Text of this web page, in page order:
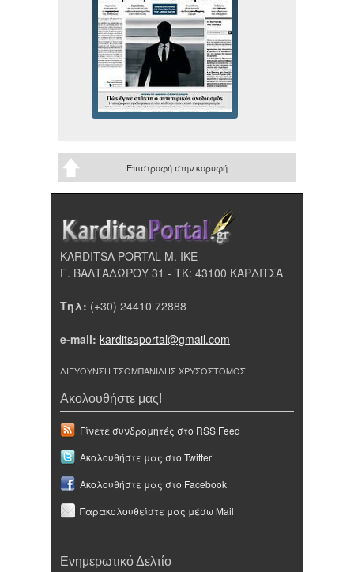
Επιστροφή στην κορυφή
KARDITSA PORTAL Μ. ΙΚΕ
Γ. ΒΑΛΤΑΔΩΡΟΥ 31 - ΤΚ: 43100 ΚΑΡΔΙΤΣΑ
Τηλ: (+30) 24410 72888
e-mail: karditsaportal@gmail.com
ΔΙΕΥΘΥΝΣΗ ΤΣΟΜΠΑΝΙΔΗΣ ΧΡΥΣΟΣΤΟΜΟΣ
Ακολουθήστε μας!
Γίνετε συνδρομητές στο RSS Feed
Ακολουθήστε μας στο Twitter
Ακολουθήστε μας στο Facebook
Παρακολουθείστε μας μέσω Mail
Ενημερωτικό Δελτίο